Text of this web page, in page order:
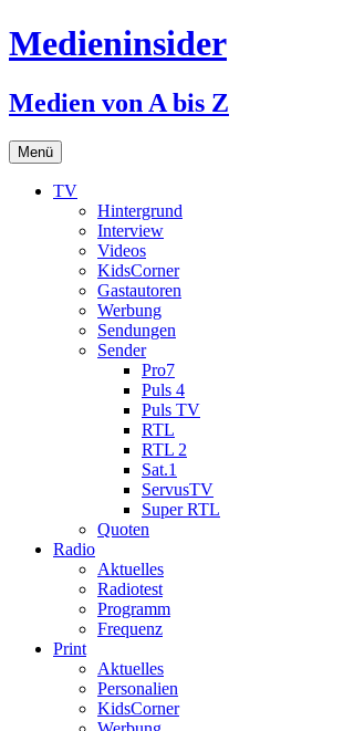
Medieninsider
Medien von A bis Z
Menü Zum
Inhalt
springen
TV
Hintergrund
Interview
Videos
KidsCorner
Gastautoren
Werbung
Sendungen
Sender
Pro7
Puls 4
Puls TV
RTL
RTL 2
Sat.1
ServusTV
Super RTL
Quoten
Radio
Aktuelles
Radiotest
Programm
Frequenz
Print
Aktuelles
Personalien
KidsCorner